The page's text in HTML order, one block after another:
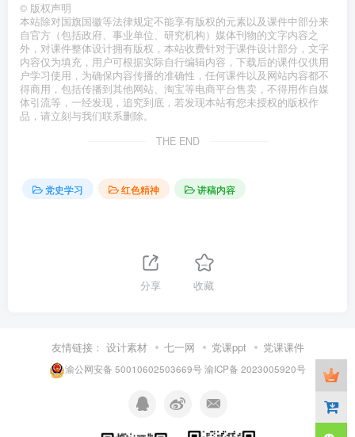
© 版权声明
本站除对国旗国徽等法律规定不能享有版权的元素以及课件中部分来
自官方（包括政府、事业单位、研究机构）媒体刊物的文字内容之
外，对课件整体设计拥有版权，本站收费针对于课件设计部分，文字
内容仅为填充，用户可根据实际自行编辑内容，下载后的课件仅供用
户学习使用，为确保内容传播的准确性，任何课件以及网站内容都不
得商用，包括传播到其他网站、淘宝等电商平台售卖，不得用作自媒
体引流等，一经发现，追究到底，若发现本站有您未授权的版权作
品，请立刻与我们联系删除。
THE END
党史学习 红色精神 讲稿内容
分享 收藏
友情链接： 设计素材 七一网 党课ppt 党课课件
渝公网安备 50010602503669号渝ICP备 2023005920号